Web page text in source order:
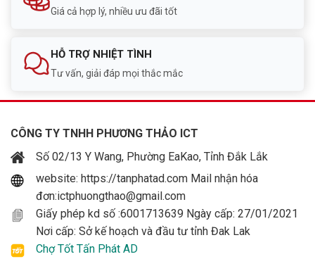
Giá cả hợp lý, nhiều ưu đãi tốt
HỖ TRỢ NHIỆT TÌNH
Tư vấn, giải đáp mọi thắc mắc
CÔNG TY TNHH PHƯƠNG THẢO ICT
Số 02/13 Y Wang, Phường EaKao, Tỉnh Đắk Lắk
website: https://tanphatad.com Mail nhận hóa
đơn:ictphuongthao@gmail.com
Giấy phép kd số :6001713639 Ngày cấp: 27/01/2021
Nơi cấp: Sở kế hoạch và đầu tư tỉnh Đak Lak
Chợ Tốt Tấn Phát AD